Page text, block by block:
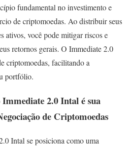
fundamental no investimento e
de criptomoedas. Ao distribuir seus
ativos, você pode mitigar riscos e
retornos gerais. O Immediate 2.0
criptomoedas, facilitando a
portfólio.
2.0 Intal é sua
de Criptomoedas
Intal se posiciona como uma